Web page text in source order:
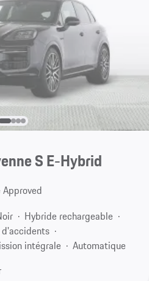
S E-Hybrid
Approved
Hybride rechargeable
d'accidents
intégrale
Automatique